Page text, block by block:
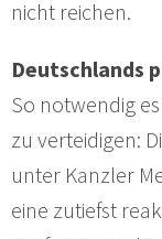
nicht reichen.
Deutschlands
So notwendig
zu verteidigen:
unter Kanzler
eine zutiefst